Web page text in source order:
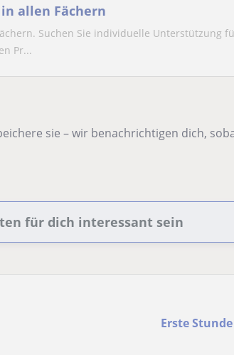
allen Fächern
Suchen Sie individuelle Unterstützung
Pr...
sie – wir benachrichtigen dich,
für dich interessant sein
Erste